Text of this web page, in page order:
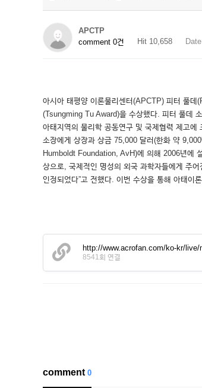
APCTP
comment 0건
Hit 10,658
아시아 태평양 이론물리센터(APCTP) 피터 풀
(Tsungming Tu Award)을 수상했다. 피터 풀데
아태지역의 물리학 공동연구 및 국제협력 제고
소장에게 상장과 상금 75,000 달러(한화 약
Humboldt Foundation, AvH)에 의해 2006년에
상으로, 국제적인 명성의 외국 과학자들에게 주
인정되었다”고 전했다. 이번 수상을 통해 아태이
http://www.acrofan.com/ko-kr/live/
8541회 연결
comment0